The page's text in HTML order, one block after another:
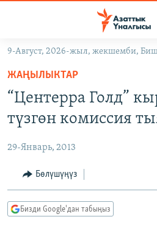
Навигацияга
өтүңүз
Издөөгө
салыңыз
КЫРГЫЗСТАН
КЫРГЫЗСТАН
ЭКОНОМИКА
МАДАНИЯТ
ДҮЙНӨ
БОРБОР АЗИЯ
УКРАИНА
АТАЙЫН ИЛИКТӨӨ
ТВ ПРОГРАММАЛАР
ЭКСПЕРТТЕР ТАЛДАЙТ
ӨЗГӨЧӨ ПИКИР
9-Август, 2026-жыл, жекшемби,
ЖАҢЫЛЫКТАР
“Центерра Голд”
түзгөн комиссия
29-Январь, 2013
Бөлүшүңүз
Бизди Google'дан табыңыз